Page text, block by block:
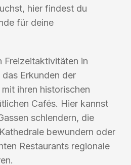
hier findest du
für deine
Freizeitaktivitäten in
Erkunden der
ihren historischen
Cafés. Hier kannst
schlendern, die
bewundern oder
Restaurants regionale